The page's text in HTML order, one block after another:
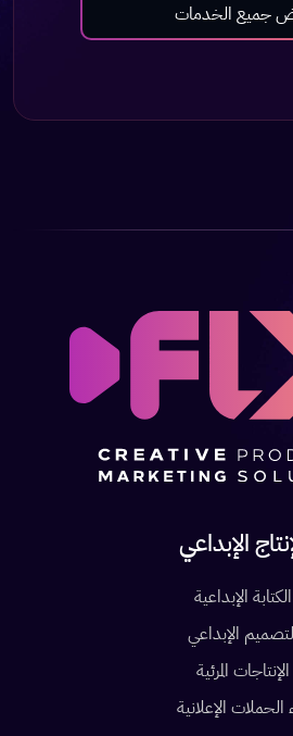
جميع الخدمات
الإبداعي
الكتابة الإبداعية
الإبداعي
الإنتاجات المرئية
الحملات الإعلانية